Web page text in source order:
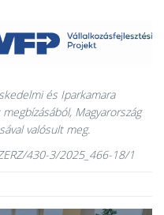
és Iparkamara
Magyarország
valósult meg.
430-3/2025_466-18/1